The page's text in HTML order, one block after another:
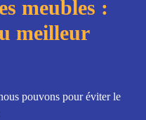
meubles :
meilleur
pouvons pour éviter le